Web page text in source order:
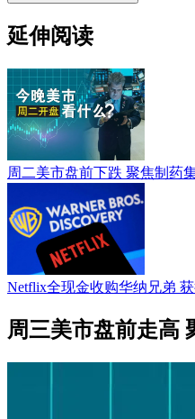
延伸阅读
周二美市盘前下跌 聚焦制药
Netflix全现金收购华纳兄弟
周三美市盘前走高